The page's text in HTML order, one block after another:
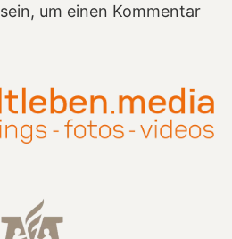
sein, um einen Kommentar